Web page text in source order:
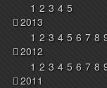
1 2 3 4 5
2013
1 2 3 4 5 6 7 8
2012
1 2 3 4 5 6 7 8
2011